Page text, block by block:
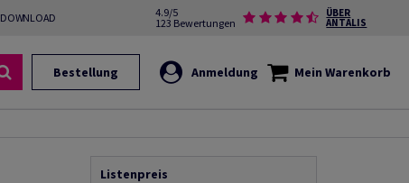
DOWNLOAD
4.9/5
123 Bewertungen
ÜBER
ANTALIS
Bestellung Anmeldung Mein Warenkorb
Listenpreis